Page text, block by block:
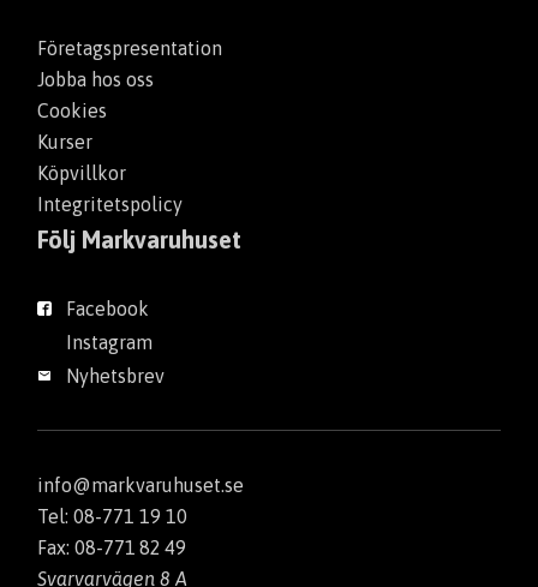
Företagspresentation
Jobba hos oss
Cookies
Kurser
Köpvillkor
Integritetspolicy
Följ Markvaruhuset
Facebook
Instagram
Nyhetsbrev
info@markvaruhuset.se
Tel: 08-771 19 10
Fax: 08-771 82 49
Svarvarvägen 8 A